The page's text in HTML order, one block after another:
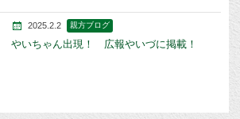
2025.2.2 親方ブログ
やいちゃん出現！ 広報やいづに掲載！